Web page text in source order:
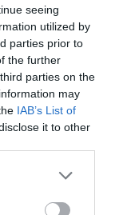
seeing
utilized by
parties prior to
the further
parties on the
may
IAB’s List of
it to other
more Google
may click to
τις
μέσα σε
ο νέος
αισ...